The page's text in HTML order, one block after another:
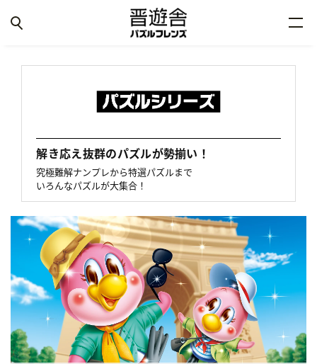
解き応え抜群のパズルが勢揃い！
究極難解ナンプレから特選パズルまで
いろんなパズルが大集合！